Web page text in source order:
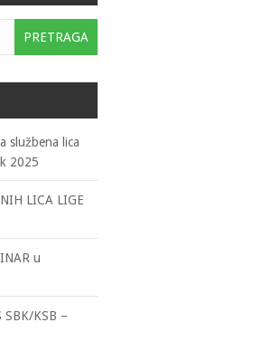
službena lica
2025
LICA LIGE
u
KSB –